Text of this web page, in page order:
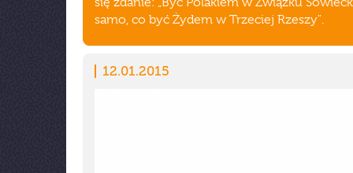
samo, co być Żydem w Trzeciej Rzeszy".
12.01.2015